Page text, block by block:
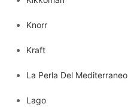
Knorr
Kraft
La Perla Del Mediterraneo
Lago